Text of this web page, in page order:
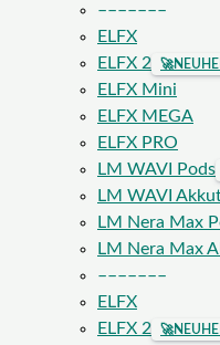
–––––––
ELFX
ELFX 2
🚀
ELFX Mini
ELFX MEGA
ELFX PRO
LM WAVI Pods
LM WAVI
LM Nera Max
LM Nera Max
–––––––
ELFX
ELFX 2
🚀